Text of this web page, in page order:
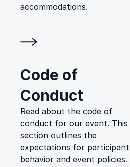
accommodations.
Code of
Conduct
Read about the code of
conduct for our event. This
section outlines the
expectations for participant
behavior and event policies.